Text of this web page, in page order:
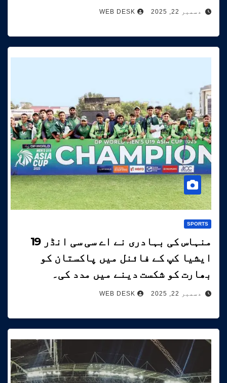
دسمبر 22, 2025 WEB DESK
SPORTS
منہاس کی بہادری نے اے سی سی انڈر 19
ایشیا کپ کے فائنل میں پاکستان کو
بھارت کو شکست دینے میں مدد کی۔
دسمبر 22, 2025 WEB DESK